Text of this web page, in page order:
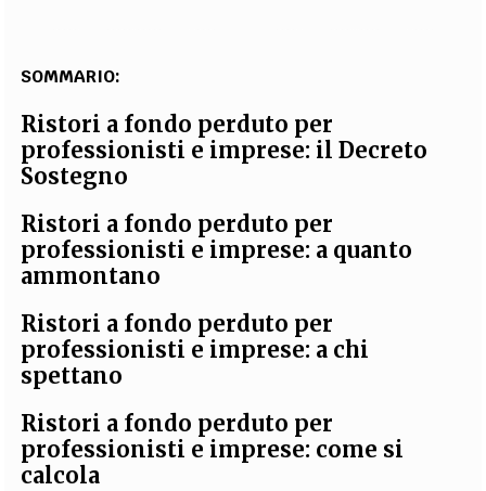
SOMMARIO:
Ristori a fondo perduto per
professionisti e imprese: il Decreto
Sostegno
Ristori a fondo perduto per
professionisti e imprese: a quanto
ammontano
Ristori a fondo perduto per
professionisti e imprese: a chi
spettano
Ristori a fondo perduto per
professionisti e imprese: come si
calcola